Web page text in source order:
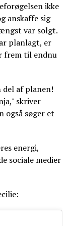
ikke
anskaffe sig
var solgt.
planlagt, er
frem til endnu
del af planen!
skriver
også søger et
energi,
sociale medier